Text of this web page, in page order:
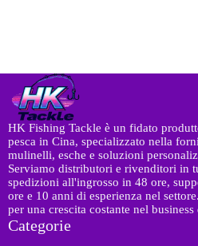
HK Fishing Tackle è un fidato
pesca in Cina, specializzato nella
mulinelli, esche e soluzioni
Serviamo distributori e rivenditori in
spedizioni all'ingrosso in 48 ore,
ore e 10 anni di esperienza nel
per una crescita costante nel
Categorie